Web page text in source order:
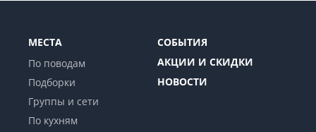
МЕСТА
По поводам
Подборки
Группы и сети
По кухням
СОБЫТИЯ
АКЦИИ И СКИДКИ
НОВОСТИ